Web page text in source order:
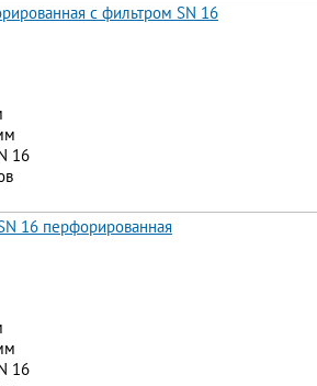
с фильтром SN 16
16
16 перфорированная
16